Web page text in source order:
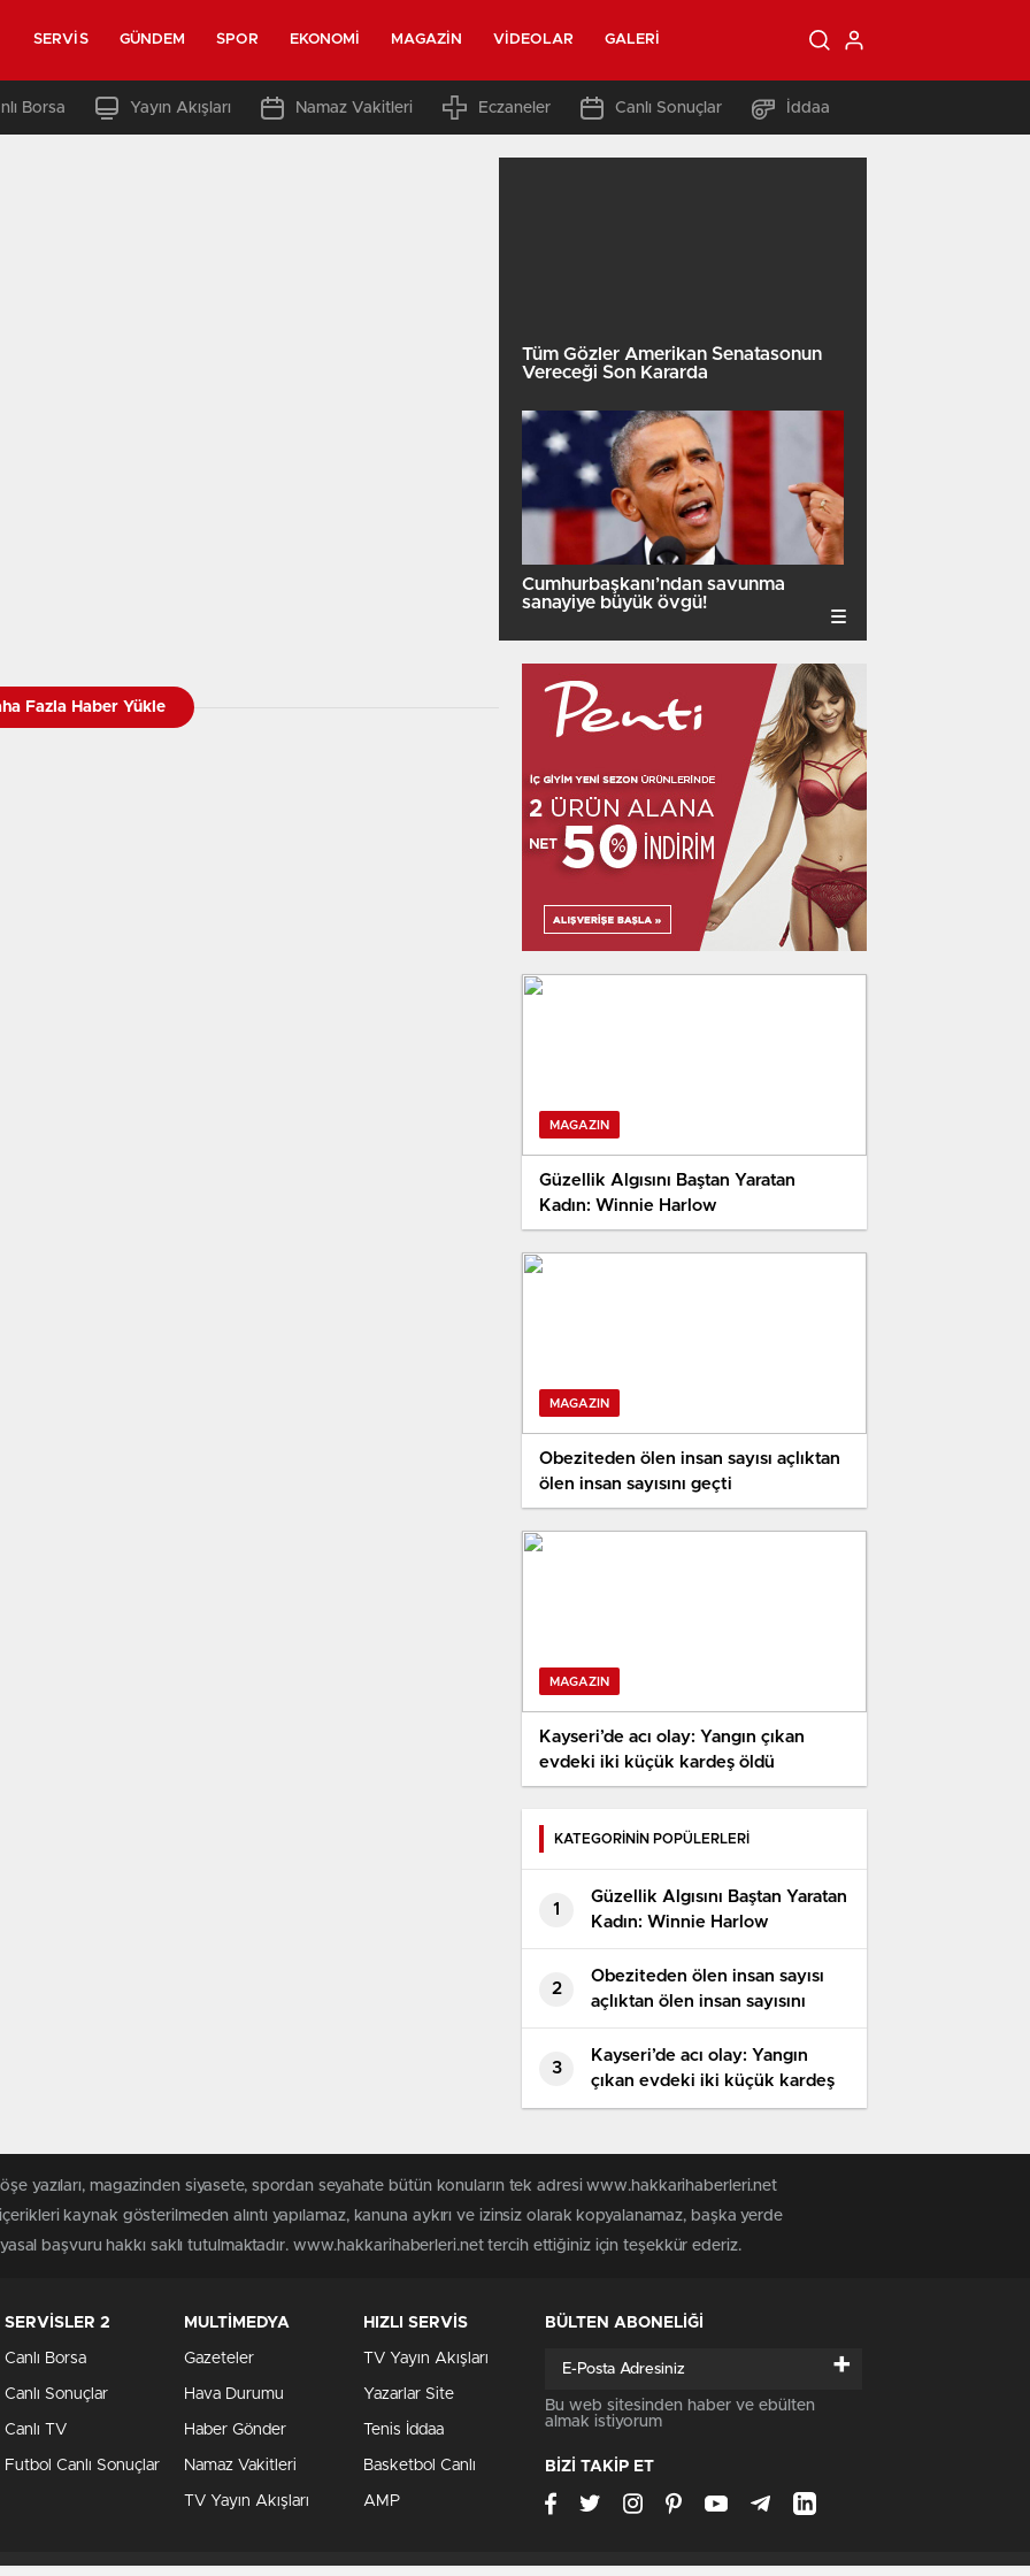
SERVIS GÜNDEM SPOR EKONOMI MAGAZIN VIDEOLAR GALERI
Borsa Yayın Akışları Namaz Vakitleri Eczaneler Canlı Sonuçlar İddaa
Tüm Gözler Amerikan Senatasonun
Vereceği Son Kararda
Cumhurbaşkanı’ndan savunma
sanayiye büyük övgü!
Fazla Haber Yükle
MAGAZIN
Güzellik Algısını Baştan Yaratan
Kadın: Winnie Harlow
MAGAZIN
Obeziteden ölen insan sayısı açlıktan
ölen insan sayısını geçti
MAGAZIN
Kayseri’de acı olay: Yangın çıkan
evdeki iki küçük kardeş öldü
KATEGORİNİN POPÜLERLERİ
1
Güzellik Algısını Baştan Yaratan
Kadın: Winnie Harlow
2
Obeziteden ölen insan sayısı
açlıktan ölen insan sayısını
geçti
3
Kayseri’de acı olay: Yangın
çıkan evdeki iki küçük kardeş
öldü
yazıları, magazinden siyasete, spordan seyahate bütün konuların tek adresi www.hakkarihaberleri.net
kaynak gösterilmeden alıntı yapılamaz, kanuna aykırı ve izinsiz olarak kopyalanamaz, başka yerde
başvuru hakkı saklı tutulmaktadır. www.hakkarihaberleri.net tercih ettiğiniz için teşekkür ederiz.
SERVİSLER 2
Canlı Borsa
Canlı Sonuçlar
Canlı TV
Futbol Canlı Sonuçlar
MULTİMEDYA
Gazeteler
Hava Durumu
Haber Gönder
Namaz Vakitleri
TV Yayın Akışları
HIZLI SERVİS
TV Yayın Akışları
Yazarlar Site
Tenis İddaa
Basketbol Canlı
AMP
BÜLTEN ABONELİĞİ
+
Bu web sitesinden haber ve ebülten
almak istiyorum
BİZİ TAKİP ET